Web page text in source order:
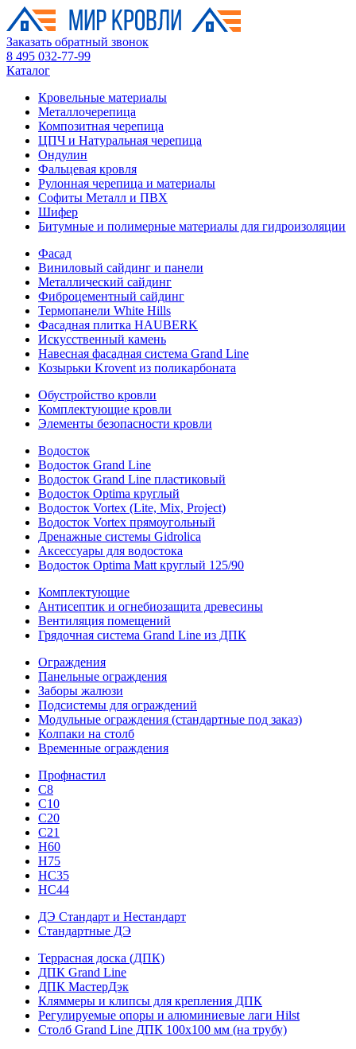
Заказать обратный звонок
8 495 032-77-99
Каталог
Кровельные материалы
Металлочерепица
Композитная черепица
ЦПЧ и Натуральная черепица
Ондулин
Фальцевая кровля
Рулонная черепица и материалы
Софиты Металл и ПВХ
Шифер
Битумные и полимерные материалы для гидроизоляции
Фасад
Виниловый сайдинг и панели
Металлический сайдинг
Фиброцементный сайдинг
Термопанели White Hills
Фасадная плитка HAUBERK
Искусственный камень
Навесная фасадная система Grand Line
Козырьки Krovent из поликарбоната
Обустройство кровли
Комплектующие кровли
Элементы безопасности кровли
Водосток
Водосток Grand Line
Водосток Grand Line пластиковый
Водосток Optima круглый
Водосток Vortex (Lite, Mix, Project)
Водосток Vortex прямоугольный
Дренажные системы Gidrolica
Аксессуары для водостока
Водосток Optima Matt круглый 125/90
Комплектующие
Антисептик и огнебиозащита древесины
Вентиляция помещений
Грядочная система Grand Line из ДПК
Ограждения
Панельные ограждения
Заборы жалюзи
Подсистемы для ограждений
Модульные ограждения (стандартные под заказ)
Колпаки на столб
Временные ограждения
Профнастил
С8
С10
С20
С21
H60
H75
HС35
НС44
ДЭ Стандарт и Нестандарт
Стандартные ДЭ
Террасная доска (ДПК)
ДПК Grand Line
ДПК МастерДэк
Кляммеры и клипсы для крепления ДПК
Регулируемые опоры и алюминиевые лаги Hilst
Столб Grand Line ДПК 100х100 мм (на трубу)